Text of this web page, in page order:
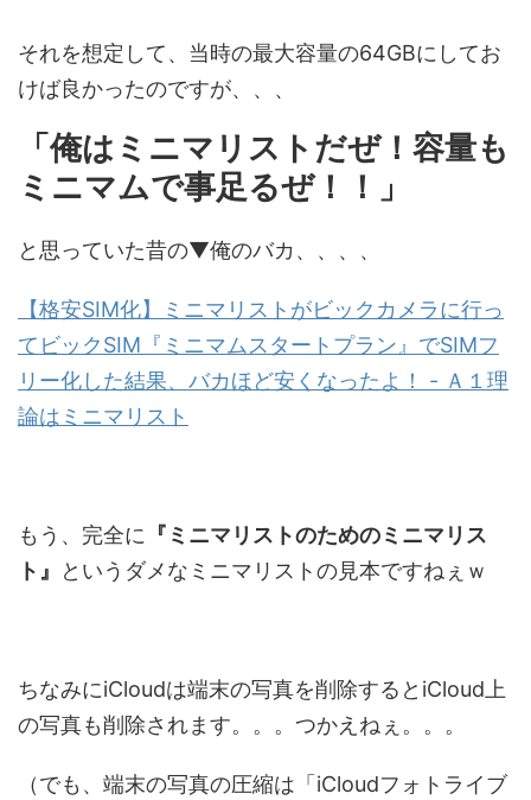
それを想定して、当時の最大容量の64GBにしてお
けば良かったのですが、、、
「俺はミニマリストだぜ！容量も
ミニマムで事足るぜ！！」
と思っていた昔の▼俺のバカ、、、、
【格安SIM化】ミニマリストがビックカメラに行っ
てビックSIM『ミニマムスタートプラン』でSIMフ
リー化した結果、バカほど安くなったよ！ - Ａ１理
論はミニマリスト
もう、完全に 『ミニマリストのためのミニマリス
ト』
というダメなミニマリストの見本ですねぇｗ
ちなみにiCloudは端末の写真を削除するとiCloud上
の写真も削除されます。。。つかえねぇ。。。
（でも、端末の写真の圧縮は「iCloudフォトライブ